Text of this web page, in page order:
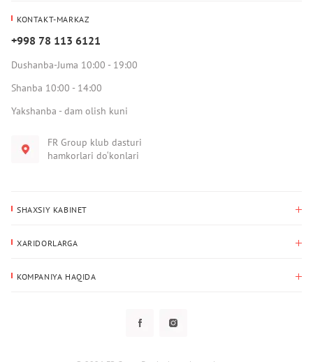
KONTAKT-MARKAZ
+998 78 113 6121
Dushanba-Juma 10:00 - 19:00
Shanba 10:00 - 14:00
Yakshanba - dam olish kuni
FR Group klub dasturi
hamkorlari do‘konlari
SHAXSIY KABINET
Yetkazib berish manzili
XARIDORLARGA
KOMPANIYA HAQIDA